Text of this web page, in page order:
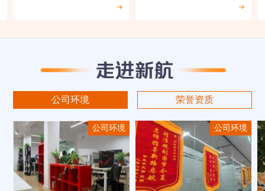
公司环境 公司环境
公司环境 荣誉资质